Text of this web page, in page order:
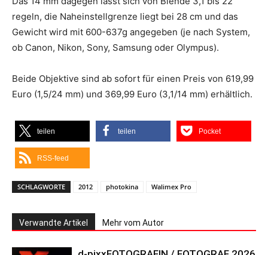
regeln, die Naheinstellgrenze liegt bei 28 cm und das
Gewicht wird mit 600-637g angegeben (je nach System,
ob Canon, Nikon, Sony, Samsung oder Olympus).
Beide Objektive sind ab sofort für einen Preis von 619,99
Euro (1,5/24 mm) und 369,99 Euro (3,1/14 mm) erhältlich.
teilen teilen Pocket
RSS-feed
SCHLAGWORTE 2012 photokina Walimex Pro
Verwandte Artikel Mehr vom Autor